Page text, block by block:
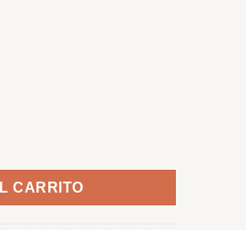
CARRITO